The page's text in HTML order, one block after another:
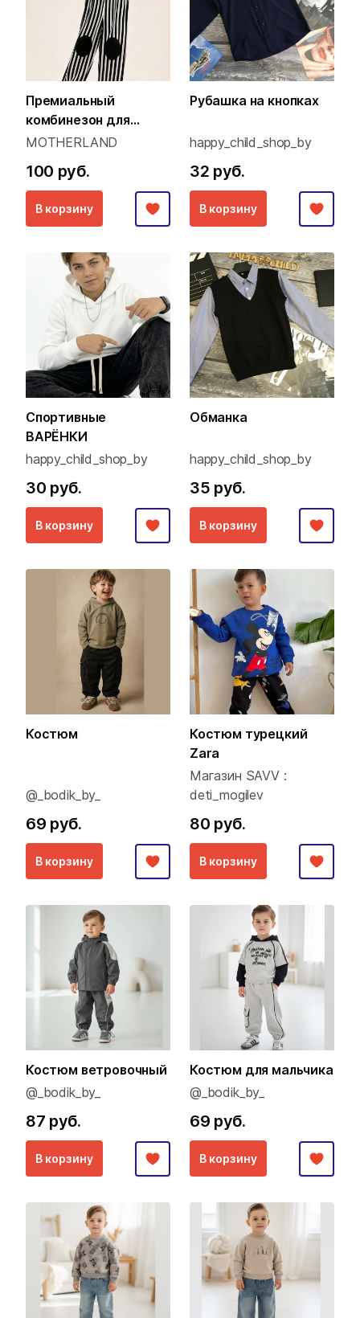
Премиальный
комбинезон для
малышей (Family Look
MOTHERLAND
100 руб.
В корзину
Рубашка на кнопках
happy_child_shop_by
32 руб.
В корзину
Спортивные
ВАРЁНКИ
happy_child_shop_by
30 руб.
В корзину
Обманка
happy_child_shop_by
35 руб.
В корзину
Костюм
@_bodik_by_
69 руб.
В корзину
Костюм турецкий
Zara
Магазин SAVV :
deti_mogilev
80 руб.
В корзину
Костюм ветровочный
@_bodik_by_
87 руб.
В корзину
Костюм для мальчика
@_bodik_by_
69 руб.
В корзину